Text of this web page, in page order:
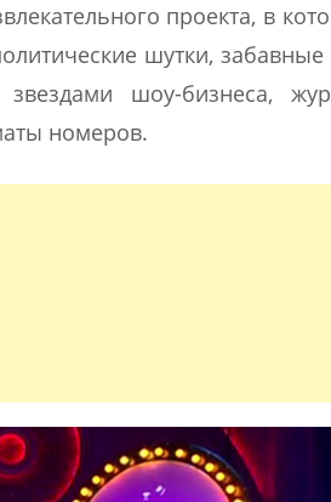
проекта, в
шутки,
шоу-бизнеса,
номеров.